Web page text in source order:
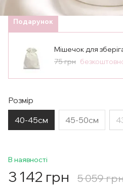
Подарунок
Мішечок для
75 грн
Розмір
40-45см 45-50см
В наявності
3 142 грн 5 059